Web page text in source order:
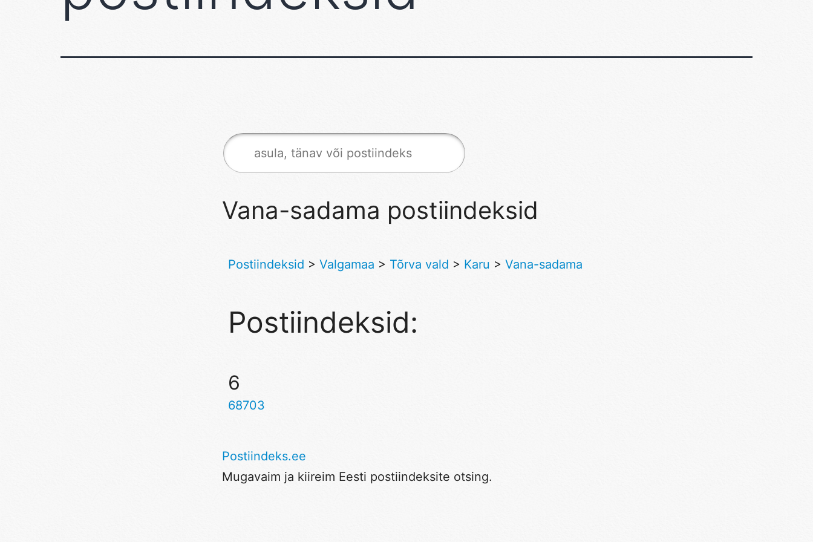
Vana-sadama postiindeksid
Postiindeksid > Valgamaa > Tõrva vald > Karu > Vana-sadama
Postiindeksid:
6
68703
Postiindeks.ee
Mugavaim ja kiireim Eesti postiindeksite otsing.